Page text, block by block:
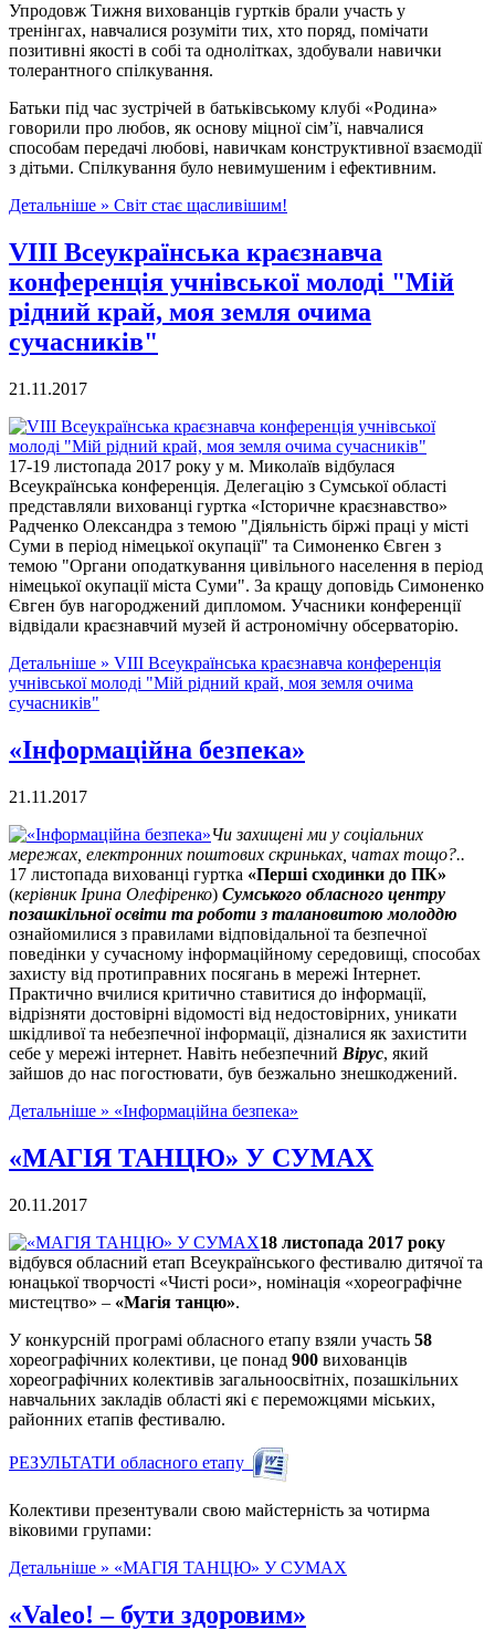
Упродовж Тижня вихованців гуртків брали участь у
тренінгах, навчалися розуміти тих, хто поряд, помічати
позитивні якості в собі та однолітках, здобували навички
толерантного спілкування.
Батьки під час зустрічей в батьківському клубі «Родина»
говорили про любов, як основу міцної сім’ї, навчалися
способам передачі любові, навичкам конструктивної взаємодії
з дітьми. Спілкування було невимушеним і ефективним.
Детальніше » Світ стає щасливішим!
VIII Всеукраїнська краєзнавча
конференція учнівської молоді "Мій
рідний край, моя земля очима
сучасників"
21.11.2017
17-19 листопада 2017 року у м. Миколаїв відбулася
Всеукраїнська конференція. Делегацію з Сумської області
представляли вихованці гуртка «Історичне краєзнавство»
Радченко Олександра з темою "Діяльність біржі праці у місті
Суми в період німецької окупації" та Симоненко Євген з
темою "Органи оподаткування цивільного населення в період
німецької окупації міста Суми". За кращу доповідь Симоненко
Євген був нагороджений дипломом. Учасники конференції
відвідали краєзнавчий музей й астрономічну обсерваторію.
Детальніше » VIII Всеукраїнська краєзнавча конференція
учнівської молоді "Мій рідний край, моя земля очима
сучасників"
«Інформаційна безпека»
21.11.2017
Чи захищені ми у соціальних
мережах, електронних поштових скриньках, чатах тощо?..
17 листопада вихованці гуртка «Перші сходинки до ПК»
(керівник Ірина Олефіренко) Сумського обласного центру
позашкільної освіти та роботи з талановитою молоддю
ознайомилися з правилами відповідальної та безпечної
поведінки у сучасному інформаційному середовищі, способах
захисту від протиправних посягань в мережі Інтернет.
Практично вчилися критично ставитися до інформації,
відрізняти достовірні відомості від недостовірних, уникати
шкідливої та небезпечної інформації, дізналися як захистити
себе у мережі інтернет. Навіть небезпечний Вірус, який
зайшов до нас погостювати, був безжально знешкоджений.
Детальніше » «Інформаційна безпека»
«МАГІЯ ТАНЦЮ» У СУМАХ
20.11.2017
18 листопада 2017 року
відбувся обласний етап Всеукраїнського фестивалю дитячої та
юнацької творчості «Чисті роси», номінація «хореографічне
мистецтво» – «Магія танцю».
У конкурсній програмі обласного етапу взяли участь 58
хореографічних колективи, це понад 900 вихованців
хореографічних колективів загальноосвітніх, позашкільних
навчальних закладів області які є переможцями міських,
районних етапів фестивалю.
РЕЗУЛЬТАТИ обласного етапу
Колективи презентували свою майстерність за чотирма
віковими групами:
Детальніше » «МАГІЯ ТАНЦЮ» У СУМАХ
«Valeo! – бути здоровим»